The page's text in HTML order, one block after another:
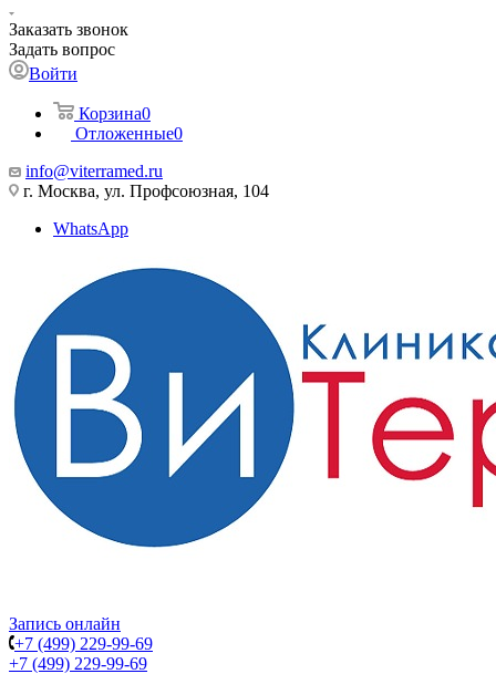
Заказать звонок
Задать вопрос
Войти
Корзина0
Отложенные0
info@viterramed.ru
г. Москва, ул. Профсоюзная, 104
WhatsApp
Запись онлайн
+7 (499) 229-99-69
+7 (499) 229-99-69